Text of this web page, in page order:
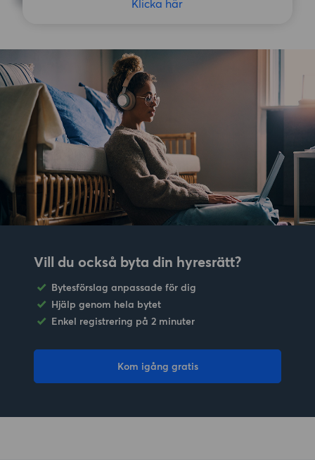
Klicka här
Vill du också byta din hyresrätt?
Bytesförslag anpassade för dig
Hjälp genom hela bytet
Enkel registrering på 2 minuter
Kom igång gratis